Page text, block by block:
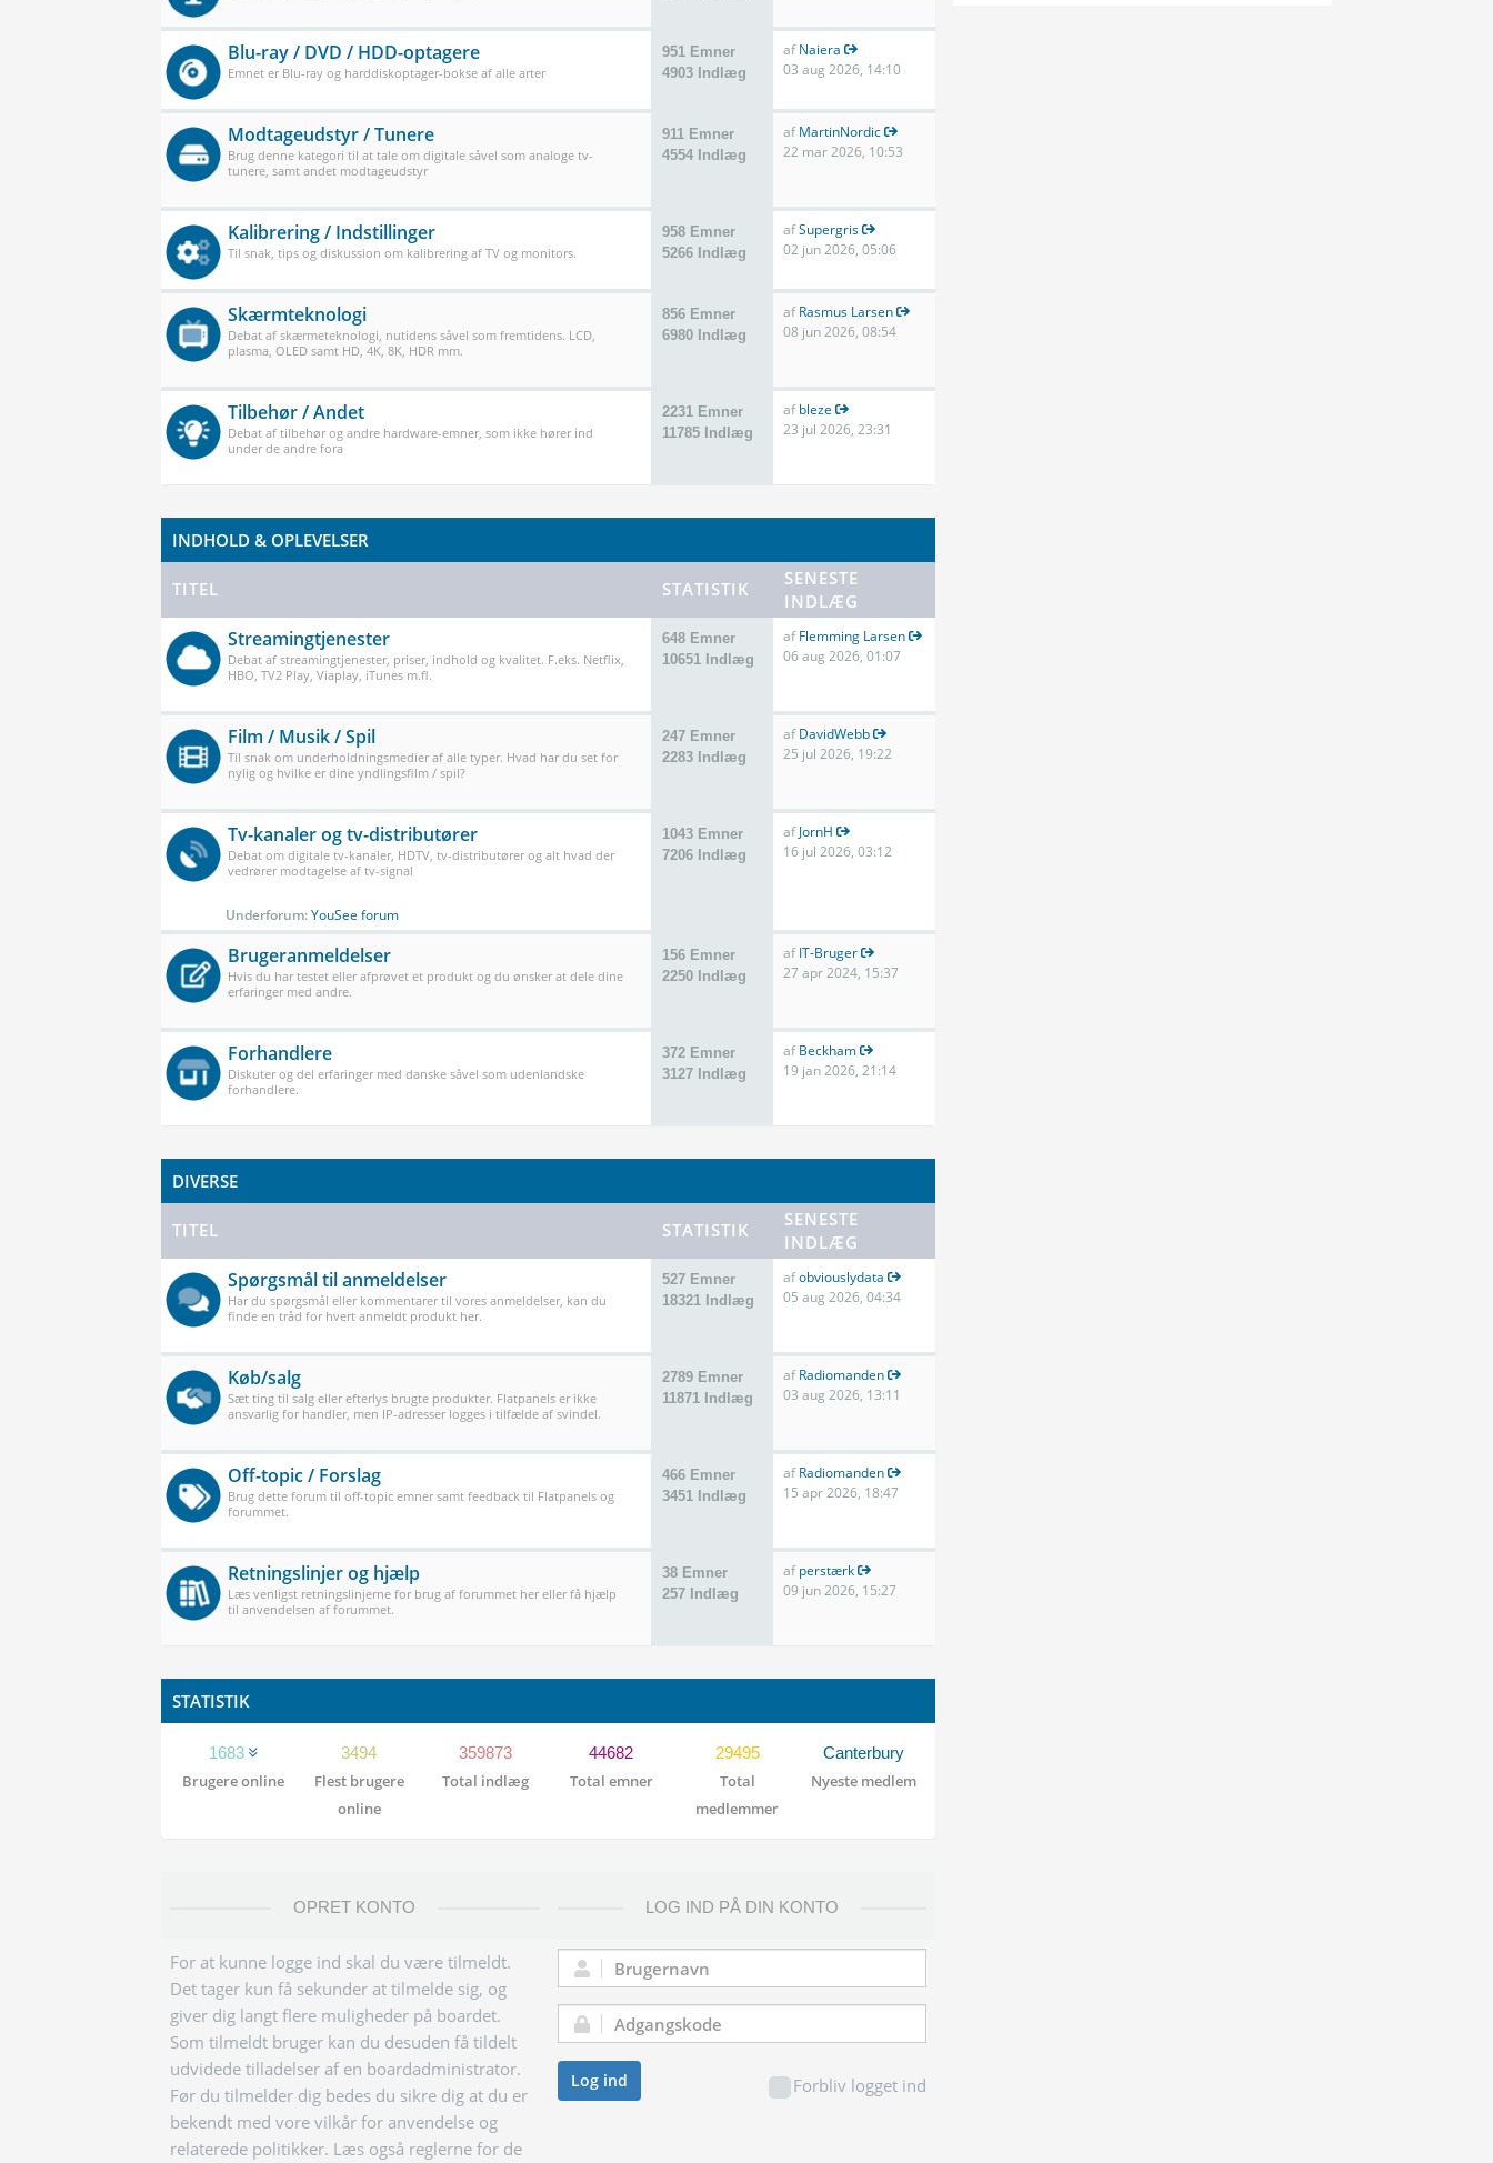
Blu-ray / DVD / HDD-optagere
Emnet er Blu-ray og harddiskoptager-bokse af alle arter
951 Emner
4903 Indlæg
afNaiera
03 aug 2026, 14:10
Modtageudstyr / Tunere
Brug denne kategori til at tale om digitale såvel som analoge tv-
tunere, samt andet modtageudstyr
911 Emner
4554 Indlæg
afMartinNordic
22 mar 2026, 10:53
Kalibrering / Indstillinger
Til snak, tips og diskussion om kalibrering af TV og monitors.
958 Emner
5266 Indlæg
afSupergris
02 jun 2026, 05:06
Skærmteknologi
Debat af skærmeteknologi, nutidens såvel som fremtidens. LCD,
plasma, OLED samt HD, 4K, 8K, HDR mm.
856 Emner
6980 Indlæg
afRasmus Larsen
08 jun 2026, 08:54
Tilbehør / Andet
Debat af tilbehør og andre hardware-emner, som ikke hører ind
under de andre fora
2231 Emner
11785 Indlæg
afbleze
23 jul 2026, 23:31
INDHOLD & OPLEVELSER
TITEL STATISTIK
SENESTE
INDLÆG
Streamingtjenester
Debat af streamingtjenester, priser, indhold og kvalitet. F.eks. Netflix,
HBO, TV2 Play, Viaplay, iTunes m.fl.
648 Emner
10651 Indlæg
afFlemming Larsen
06 aug 2026, 01:07
Film / Musik / Spil
Til snak om underholdningsmedier af alle typer. Hvad har du set for
nylig og hvilke er dine yndlingsfilm / spil?
247 Emner
2283 Indlæg
afDavidWebb
25 jul 2026, 19:22
Tv-kanaler og tv-distributører
Debat om digitale tv-kanaler, HDTV, tv-distributører og alt hvad der
vedrører modtagelse af tv-signal
Underforum:YouSee forum
1043 Emner
7206 Indlæg
afJornH
16 jul 2026, 03:12
Brugeranmeldelser
Hvis du har testet eller afprøvet et produkt og du ønsker at dele dine
erfaringer med andre.
156 Emner
2250 Indlæg
afIT-Bruger
27 apr 2024, 15:37
Forhandlere
Diskuter og del erfaringer med danske såvel som udenlandske
forhandlere.
372 Emner
3127 Indlæg
afBeckham
19 jan 2026, 21:14
DIVERSE
TITEL STATISTIK
SENESTE
INDLÆG
Spørgsmål til anmeldelser
Har du spørgsmål eller kommentarer til vores anmeldelser, kan du
finde en tråd for hvert anmeldt produkt her.
527 Emner
18321 Indlæg
afobviouslydata
05 aug 2026, 04:34
Køb/salg
Sæt ting til salg eller efterlys brugte produkter. Flatpanels er ikke
ansvarlig for handler, men IP-adresser logges i tilfælde af svindel.
2789 Emner
11871 Indlæg
afRadiomanden
03 aug 2026, 13:11
Off-topic / Forslag
Brug dette forum til off-topic emner samt feedback til Flatpanels og
forummet.
466 Emner
3451 Indlæg
afRadiomanden
15 apr 2026, 18:47
Retningslinjer og hjælp
Læs venligst retningslinjerne for brug af forummet her eller få hjælp
til anvendelsen af forummet.
38 Emner
257 Indlæg
afperstærk
09 jun 2026, 15:27
STATISTIK
1683
Brugere online
3494
Flest brugere
online
359873
Total indlæg
44682
Total emner
29495
Total
medlemmer
Canterbury
Nyeste medlem
OPRET KONTO
For at kunne logge ind skal du være tilmeldt.
Det tager kun få sekunder at tilmelde sig, og
giver dig langt flere muligheder på boardet.
Som tilmeldt bruger kan du desuden få tildelt
udvidede tilladelser af en boardadministrator.
Før du tilmelder dig bedes du sikre dig at du er
bekendt med vore vilkår for anvendelse og
relaterede politikker. Læs også reglerne for de
LOG IND PÅ DIN KONTO
Brugernavn:
Adgangskode:
Forbliv logget ind
Log ind